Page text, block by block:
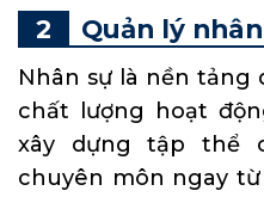
Quản lý
Nhân sự là nền
chất lượng hoạt
xây dựng tập thể
chuyên môn ngay